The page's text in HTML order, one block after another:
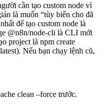
cần tạo custom node vì
là muốn “tùy biến cho đã
để tạo custom node là
@n8n/node-cli là CLI mới
project là npm create
Nếu bạn chạy lệnh cũ,
clean –force trước.